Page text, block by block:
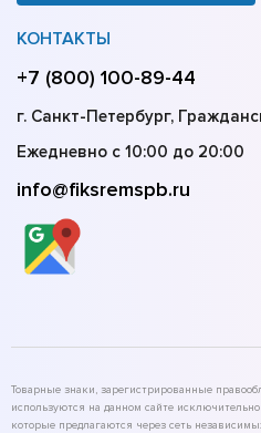
КОНТАКТЫ
+7 (800) 100-89-44
г. Санкт-Петербург,
Ежедневно с 10:00 до 20:00
info@fiksremspb.ru
Товарные знаки, зарегистрированные
используются на данном сайте
которые предлагаются через сеть